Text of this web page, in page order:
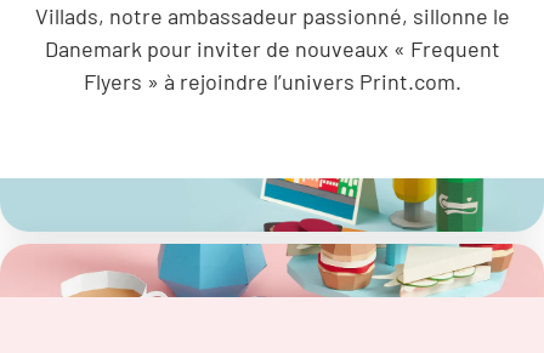
Villads, notre ambassadeur passionné, sillonne le
Danemark pour inviter de nouveaux « Frequent
Flyers » à rejoindre l’univers Print.com.